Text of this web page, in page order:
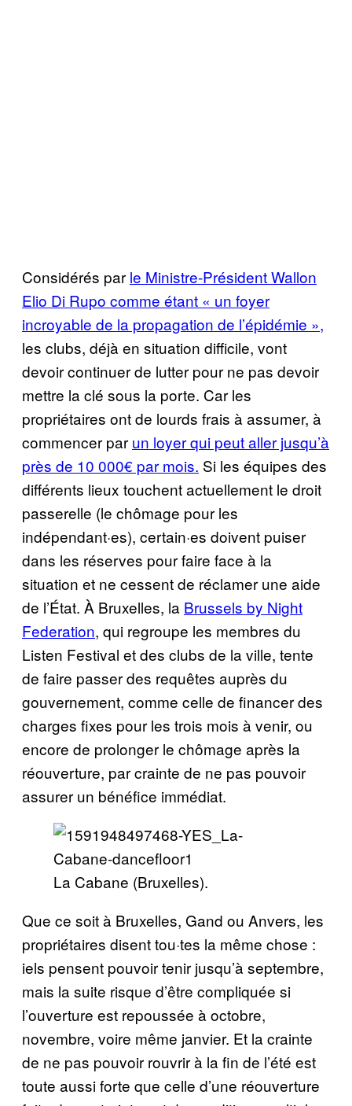
Considérés par le Ministre-Président Wallon
Elio Di Rupo comme étant « un foyer
incroyable de la propagation de l’épidémie »,
les clubs, déjà en situation difficile, vont
devoir continuer de lutter pour ne pas devoir
mettre la clé sous la porte. Car les
propriétaires ont de lourds frais à assumer, à
commencer par un loyer qui peut aller jusqu’à
près de 10 000€ par mois. Si les équipes des
différents lieux touchent actuellement le droit
passerelle (le chômage pour les
indépendant·es), certain·es doivent puiser
dans les réserves pour faire face à la
situation et ne cessent de réclamer une aide
de l’État. À Bruxelles, la Brussels by Night
Federation, qui regroupe les membres du
Listen Festival et des clubs de la ville, tente
de faire passer des requêtes auprès du
gouvernement, comme celle de financer des
charges fixes pour les trois mois à venir, ou
encore de prolonger le chômage après la
réouverture, par crainte de ne pas pouvoir
assurer un bénéfice immédiat.
La Cabane (Bruxelles).
Que ce soit à Bruxelles, Gand ou Anvers, les
propriétaires disent tou·tes la même chose :
iels pensent pouvoir tenir jusqu’à septembre,
mais la suite risque d’être compliquée si
l’ouverture est repoussée à octobre,
novembre, voire même janvier. Et la crainte
de ne pas pouvoir rouvrir à la fin de l’été est
toute aussi forte que celle d’une réouverture